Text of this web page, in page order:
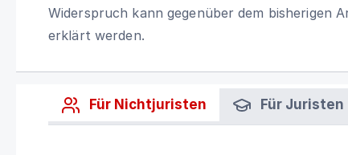
Widerspruch kann gegenüber dem bisherigen
erklärt werden.
Für Nichtjuristen Für Juristen